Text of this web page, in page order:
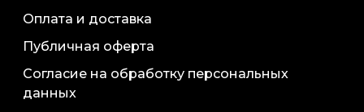
Оплата и доставка
Публичная оферта
Согласие на обработку персональных
данных